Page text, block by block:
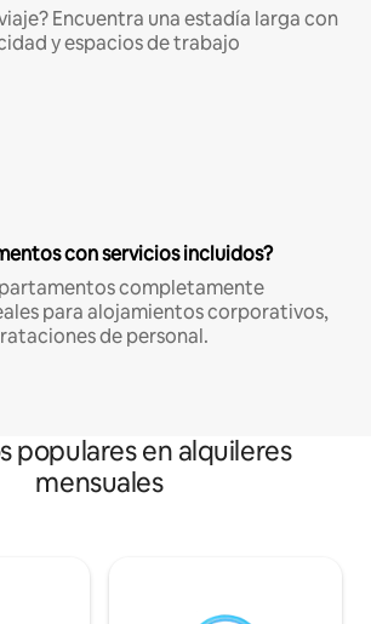
Encuentra una estadía larga con
y espacios de trabajo
con servicios incluidos?
completamente
para alojamientos corporativos,
de personal.
populares en alquileres
mensuales